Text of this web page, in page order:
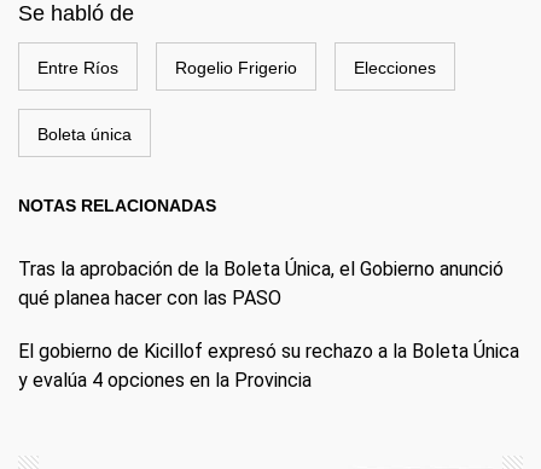
Se habló de
Entre Ríos Rogelio Frigerio Elecciones
Boleta única
NOTAS RELACIONADAS
Tras la aprobación de la Boleta Única, el Gobierno anunció
qué planea hacer con las PASO
El gobierno de Kicillof expresó su rechazo a la Boleta Única
y evalúa 4 opciones en la Provincia